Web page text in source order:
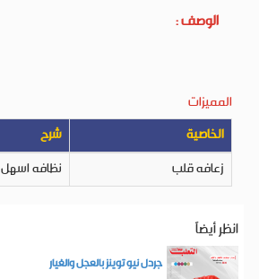
الوصف :
المميزات
الخاصية شرح
زعافه قلب نظافه اسهل
انظر أيضاَ
جردل نيو توينز بالعجل والغيار